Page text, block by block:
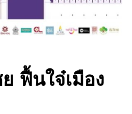
ฟื้นใจ๋เมือง